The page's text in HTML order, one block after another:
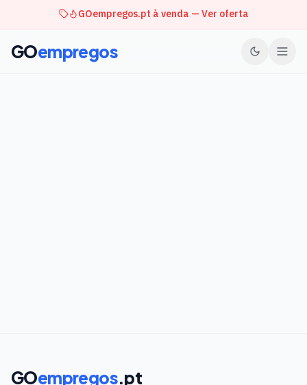
GOempregos.pt à venda — Ver oferta
GOempregos
GOempregos.pt